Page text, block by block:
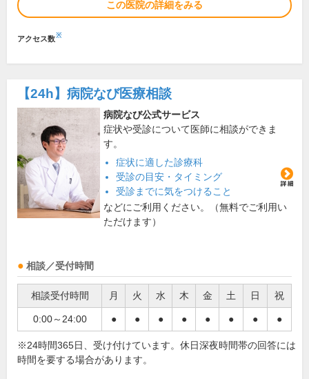
この医院の詳細をみる
アクセス数※
【24h】 病院なび医療相談
病院なび公式サービス
症状や受診について医師に相談ができま
す。
症状に適した診療科
受診の目安・タイミング
受診までに気をつけること
などにご利用ください。（無料でご利用い
ただけます）
相談／受付時間
相談受付時間 月 火 水 木 金 土 日 祝
0:00～24:00 ● ● ● ● ● ● ● ●
※24時間365日、受け付けています。休日深夜時間帯の回答には
時間を要する場合があります。